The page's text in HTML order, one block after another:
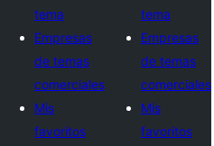
tema
Empresas
de temas
comerciales
Mis
favoritos
tema
Empresas
de temas
comerciales
Mis
favoritos